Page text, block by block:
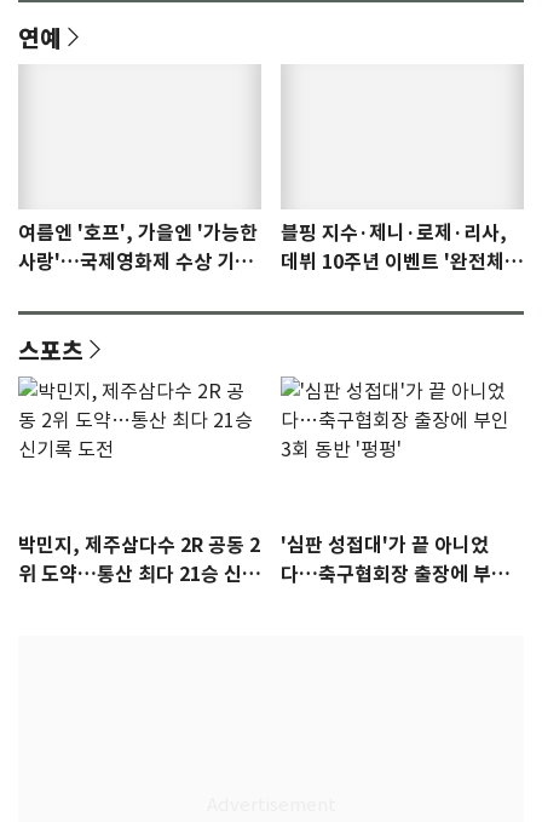
연예
여름엔 '호프', 가을엔 '가능한
사랑'…국제영화제 수상 기대
블핑 지수·제니·로제·리사,
데뷔 10주년 이벤트 '완전체'
스포츠
박민지, 제주삼다수 2R 공동 2
위 도약…통산 최다 21승 신기
'심판 성접대'가 끝 아니었
다…축구협회장 출장에 부인